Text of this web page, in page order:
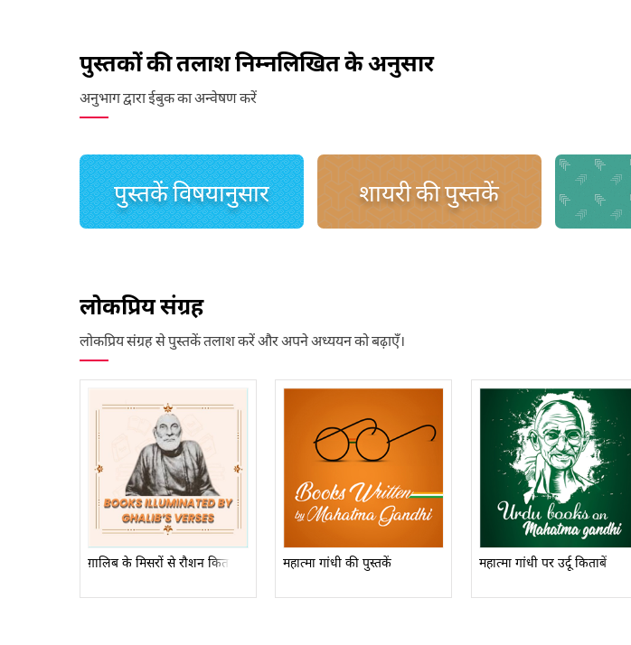
पुस्तकों की तलाश निम्नलिखित के अनुसार
अनुभाग द्वारा ईबुक का अन्वेषण करें
पुस्तकें विषयानुसार शायरी की पुस्तकें
लोकप्रिय संग्रह
लोकप्रिय संग्रह से पुस्तकें तलाश करें और अपने अध्ययन को बढ़ाएँ।
ग़ालिब के मिसरों से रौशन किताबें महात्मा गांधी की पुस्तकें महात्मा गांधी पर उर्दू किताबें